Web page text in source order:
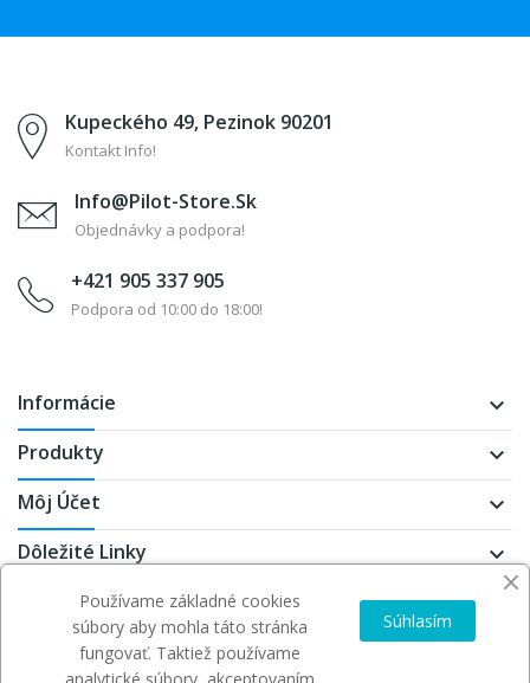
Kupeckého 49, Pezinok 90201
Kontakt Info!
Info@pilot-Store.sk
Objednávky a podpora!
+421 905 337 905
Podpora od 10:00 do 18:00!
Informácie keyboard_arrow_down
Produkty keyboard_arrow_down
Môj Účet keyboard_arrow_down
Dôležité Linky keyboard_arrow_down
Copyright Pilot-store . All Rights Reserved
Používame základné cookies
súbory aby mohla táto stránka
fungovať. Taktiež používame
Súhlasím